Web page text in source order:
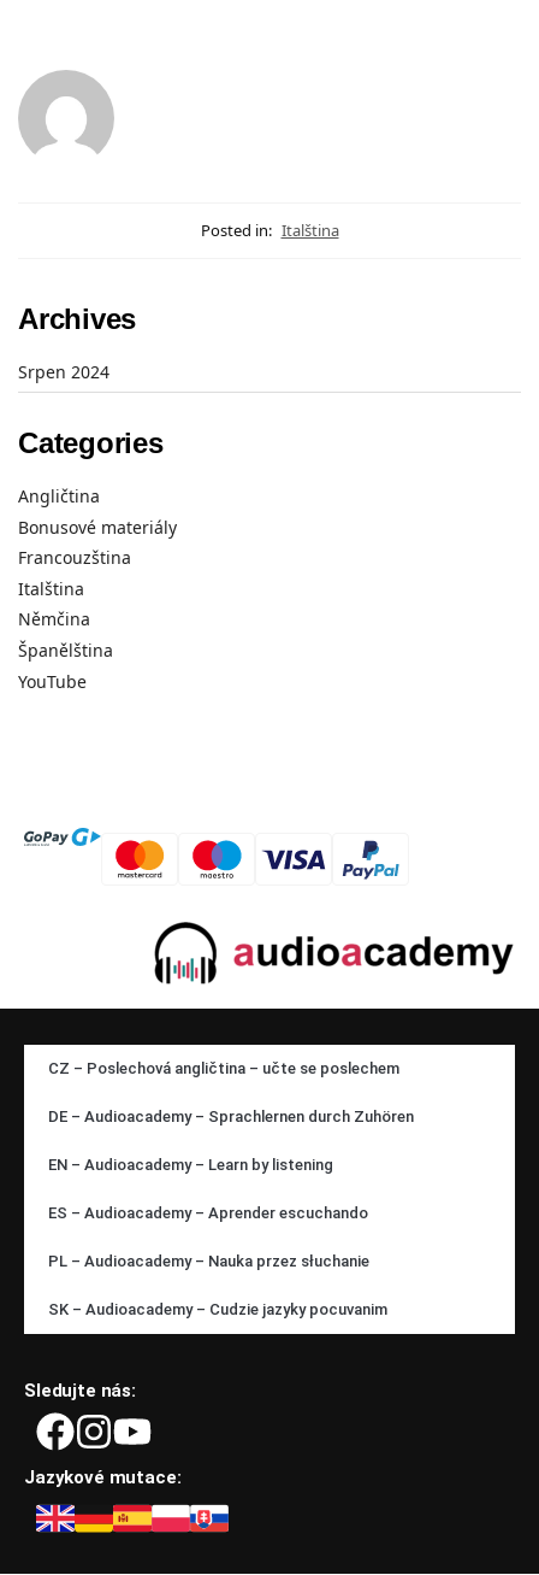
Posted in: Italština
Archives
Srpen 2024
Categories
Angličtina
Bonusové materiály
Francouzština
Italština
Němčina
Španělština
YouTube
CZ – Poslechová angličtina – učte se poslechem
DE – Audioacademy – Sprachlernen durch Zuhören
EN – Audioacademy – Learn by listening
ES – Audioacademy – Aprender escuchando
PL – Audioacademy – Nauka przez słuchanie
SK – Audioacademy – Cudzie jazyky pocuvanim
Sledujte nás:
Jazykové mutace: